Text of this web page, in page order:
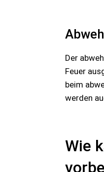
Der
Feuer
beim
werden
Wie